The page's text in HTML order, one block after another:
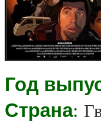
Год
Страна: